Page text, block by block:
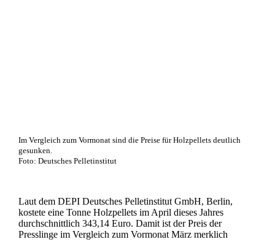
Im Vergleich zum Vormonat sind die Preise für Holzpellets deutlich
gesunken.
Foto: Deutsches Pelletinstitut
Laut dem DEPI Deutsches Pelletinstitut GmbH, Berlin,
kostete eine Tonne Holzpellets im April dieses Jahres
durchschnittlich 343,14 Euro. Damit ist der Preis der
Presslinge im Vergleich zum Vormonat März merklich